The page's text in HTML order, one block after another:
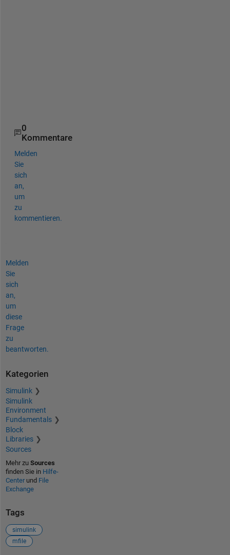
0
Kommentare
Melden
Sie
sich
an,
um
zu
kommentieren.
Melden
Sie
sich
an,
um
diese
Frage
zu
beantworten.
Kategorien
Simulink
Simulink
Environment
Fundamentals
Block
Libraries
Sources
Mehr zu Sources
finden Sie in Hilfe-
Centerund File
Exchange
Tags
simulink
mfile